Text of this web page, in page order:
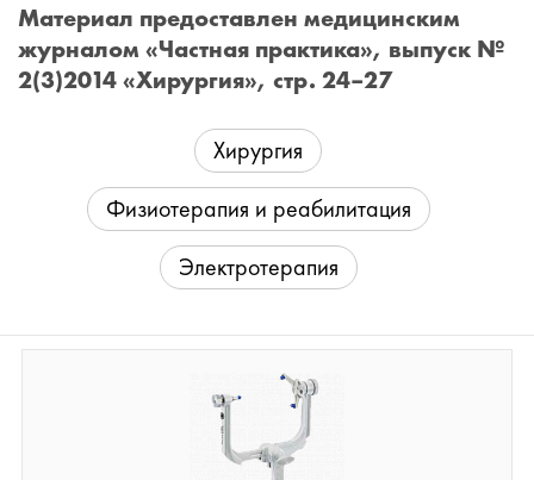
Материал предоставлен медицинским
журналом «Частная практика», выпуск №
2(3)2014 «Хирургия», стр. 24–27
Хирургия
Физиотерапия и реабилитация
Электротерапия